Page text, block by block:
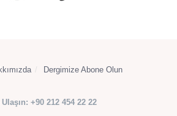
Dergimize Abone Olun
+90 212 454 22 22